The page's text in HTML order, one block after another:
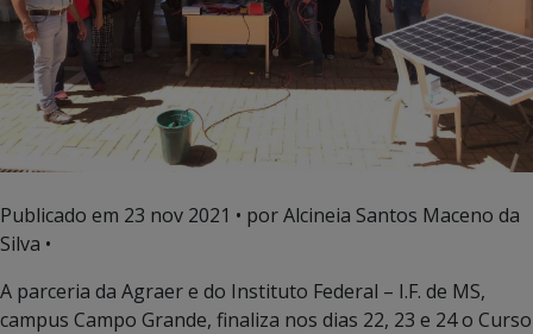
Publicado em 23 nov 2021 • por Alcineia Santos Maceno da
Silva •
A parceria da Agraer e do Instituto Federal – I.F. de MS,
campus Campo Grande, finaliza nos dias 22, 23 e 24 o Curso